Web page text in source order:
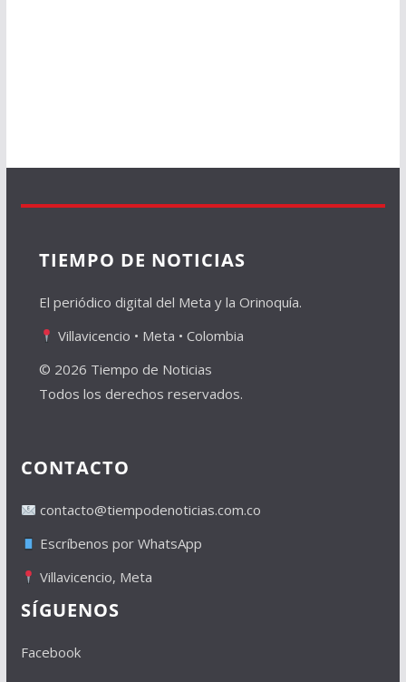
TIEMPO DE NOTICIAS
El periódico digital del Meta y la Orinoquía.
Villavicencio • Meta • Colombia
© 2026 Tiempo de Noticias
Todos los derechos reservados.
CONTACTO
contacto@tiempodenoticias.com.co
Escríbenos por WhatsApp
Villavicencio, Meta
SÍGUENOS
Facebook